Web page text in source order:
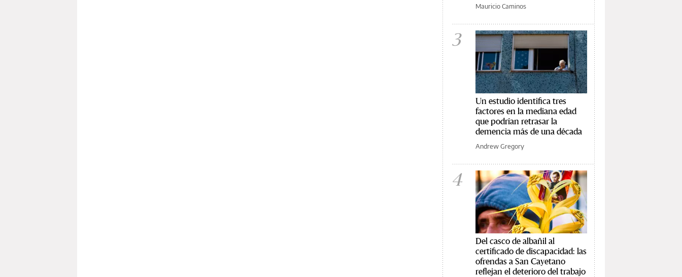
Mauricio Caminos
3
Un estudio identifica tres
factores en la mediana edad
que podrían retrasar la
demencia más de una década
Andrew Gregory
4
Del casco de albañil al
certificado de discapacidad: las
ofrendas a San Cayetano
reflejan el deterioro del trabajo